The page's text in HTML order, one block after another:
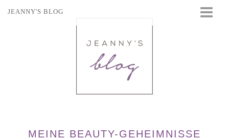
JEANNY'S BLOG
MEINE BEAUTY-GEHEIMNISSE